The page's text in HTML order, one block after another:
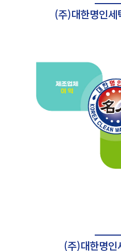
(주)대한명인
(주)대한명인